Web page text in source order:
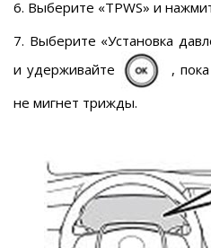
6. Выберите «TPWS» и
7. Выберите «Установка
и удерживайте
,
не мигнет трижды.